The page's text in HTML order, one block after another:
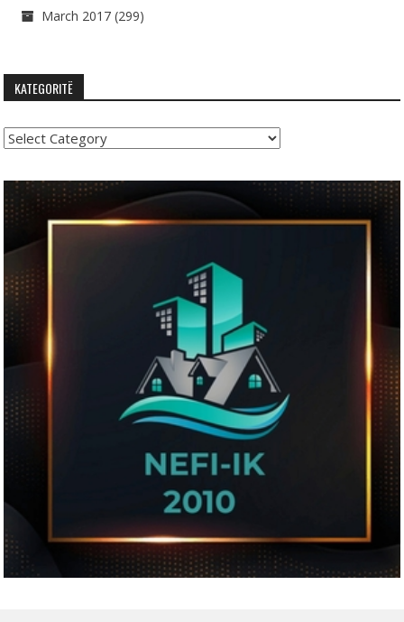
March 2017 (299)
KATEGORITË
Kategoritë